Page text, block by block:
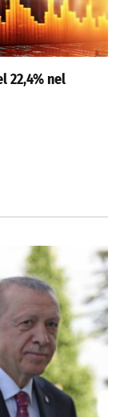
22,4% nel